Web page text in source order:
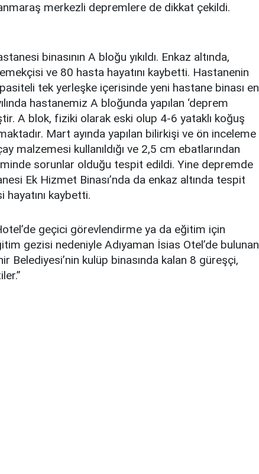
merkezli depremlere de dikkat çekildi.
binasının A bloğu yıkıldı. Enkaz altında,
ve 80 hasta hayatını kaybetti. Hastanenin
tek yerleşke içerisinde yeni hastane binası en
hastanemiz A bloğunda yapılan ‘deprem
A blok, fiziki olarak eski olup 4-6 yataklı koğuş
Mart ayında yapılan bilirkişi ve ön inceleme
malzemesi kullanıldığı ve 2,5 cm ebatlarından
sorunlar olduğu tespit edildi. Yine depremde
Ek Hizmet Binası’nda da enkaz altında tespit
kaybetti.
geçici görevlendirme ya da eğitim için
gezisi nedeniyle Adıyaman İsias Otel’de bulunan
Belediyesi’nin kulüp binasında kalan 8 güreşçi,